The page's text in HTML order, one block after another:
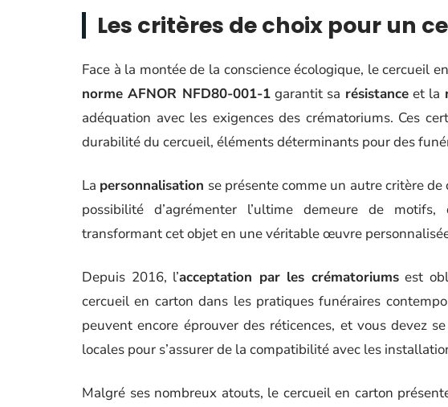
Les critères de choix pour un
Face à la montée de la conscience écologique, le cercueil
norme AFNOR NFD80-001-1garantit sa résistanceet la
adéquation avec les exigences des crématoriums. Ces
durabilité du cercueil, éléments déterminants pour des
La personnalisation se présente comme un autre critère
possibilité d’agrémenter l’ultime demeure de motifs,
transformant cet objet en une véritable œuvre
Depuis 2016, l’acceptation par les crématoriumsest
cercueil en carton dans les pratiques funéraires
peuvent encore éprouver des réticences, et vous devez
locales pour s’assurer de la compatibilité avec les
Malgré ses nombreux atouts, le cercueil en carton